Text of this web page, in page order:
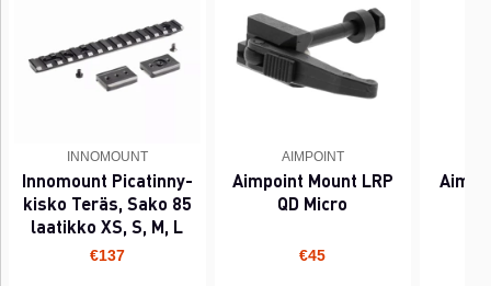
INNOMOUNT
Innomount Picatinny-
kisko Teräs, Sako 85
laatikko XS, S, M, L
€137
AIMPOINT
Aimpoint Mount LRP
QD Micro
€45